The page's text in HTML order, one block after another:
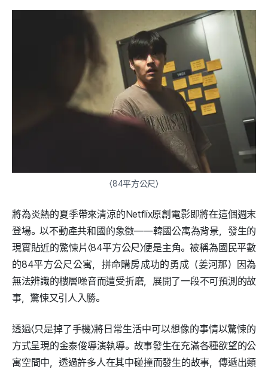
〈84平方公尺〉
將為炎熱的夏季帶來清涼的Netflix原創電影即將在這個週末
登場。以不動產共和國的象徵——韓國公寓為背景，發生的
現實貼近的驚悚片〈84平方公尺〉便是主角。被稱為國民平數
的84平方公尺公寓，拼命購房成功的勇成（姜河那）因為
無法辨識的樓層噪音而遭受折磨，展開了一段不可預測的故
事，驚悚又引人入勝。
透過〈只是掉了手機〉將日常生活中可以想像的事情以驚悚的
方式呈現的金泰俊導演執導。故事發生在充滿各種欲望的公
寓空間中，透過許多人在其中碰撞而發生的故事，傳遞出類